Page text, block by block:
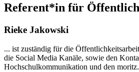
Referent*in für
Rieke Jakowski
... ist zuständig für die
die Social Media Kanäle, sowie den
Hochschulkommunikation und den